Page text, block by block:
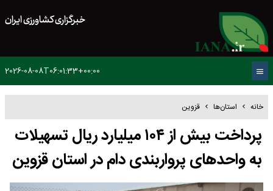
خبرگزاری کشاورزی ایران
2026-08-08T06:01:33+00:00
خانه استان‌ها قزوین
پرداخت بیش از ۱۰۴ میلیارد ریال تسهیلات
به واحدهای پرواربندی دام در استان قزوین